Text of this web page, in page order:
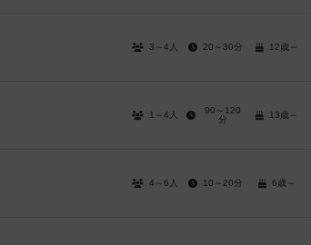
3～4人 20～30分 12歳～
1～4人
90～120
分
13歳～
4～6人 10～20分 6歳～